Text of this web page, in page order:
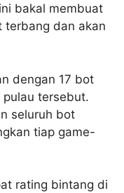
bakal membuat
terbang dan akan
dengan 17 bot
tersebut.
seluruh bot
tiap game-
rating bintang di